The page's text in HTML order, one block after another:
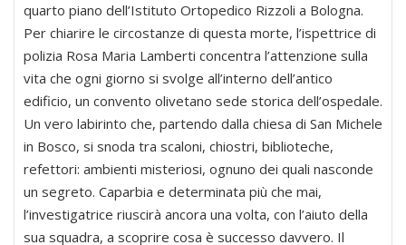
quarto piano dell’Istituto Ortopedico Rizzoli a Bologna.
Per chiarire le circostanze di questa morte, l’ispettrice di
polizia Rosa Maria Lamberti concentra l’attenzione sulla
vita che ogni giorno si svolge all’interno dell’antico
edificio, un convento olivetano sede storica dell’ospedale.
Un vero labirinto che, partendo dalla chiesa di San Michele
in Bosco, si snoda tra scaloni, chiostri, biblioteche,
refettori: ambienti misteriosi, ognuno dei quali nasconde
un segreto. Caparbia e determinata più che mai,
l’investigatrice riuscirà ancora una volta, con l’aiuto della
sua squadra, a scoprire cosa è successo davvero. Il